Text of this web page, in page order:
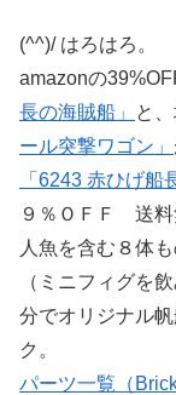
(^^)/ はろはろ。
amazonの
長の海賊船」
と
ール突撃ワゴン」
「6243 赤ひげ船
９％ＯＦＦ 送料
人魚を含む８体
（ミニフィグを
分でオリジナル
ク。
パーツ一覧（